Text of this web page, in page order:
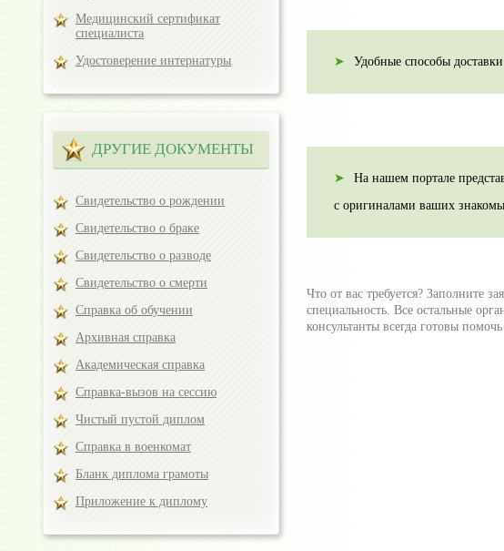
Удобные способы
На нашем портале
с оригиналами ваших
Что от вас требуется? Заполните
специальность. Все остальные
консультанты всегда готовы
Медицинский сертификат
специалиста
Удостоверение интернатуры
ДРУГИЕ ДОКУМЕНТЫ
Свидетельство о рождении
Свидетельство о браке
Свидетельство о разводе
Свидетельство о смерти
Справка об обучении
Архивная справка
Академическая справка
Справка-вызов на сессию
Чистый пустой диплом
Справка в военкомат
Бланк диплома грамоты
Приложение к диплому